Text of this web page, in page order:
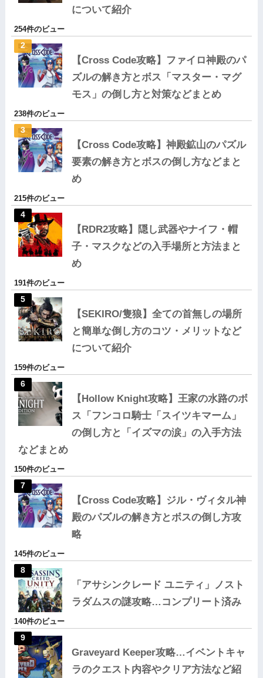
について紹介
254件のビュー
【Cross Code攻略】ファイロ神殿のパ
ズルの解き方とボス「マスター・マグ
モス」の倒し方と対策などまとめ
238件のビュー
【Cross Code攻略】神殿鉱山のパズル
要素の解き方とボスの倒し方などまと
め
215件のビュー
【RDR2攻略】隠し武器やナイフ・帽
子・マスクなどの入手場所と方法まと
め
191件のビュー
【SEKIRO/隻狼】全ての首無しの場所
と簡単な倒し方のコツ・メリットなど
について紹介
159件のビュー
【Hollow Knight攻略】王家の水路のボ
ス「フンコロ騎士「スイツキマーム」
の倒し方と「イズマの涙」の入手方法
などまとめ
150件のビュー
【Cross Code攻略】ジル・ヴィタル神
殿のパズルの解き方とボスの倒し方攻
略
145件のビュー
「アサシンクレード ユニティ」ノスト
ラダムスの謎攻略…コンプリート済み
140件のビュー
Graveyard Keeper攻略…イベントキャ
ラのクエスト内容やクリア方法など紹